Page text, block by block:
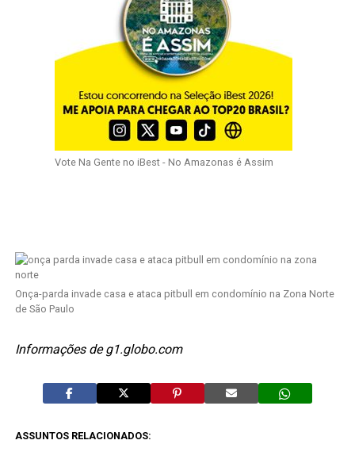
Vote Na Gente no iBest - No Amazonas é Assim
Onça-parda invade casa e ataca pitbull em condomínio na Zona Norte
de São Paulo
Informações de g1.globo.com
ASSUNTOS RELACIONADOS: